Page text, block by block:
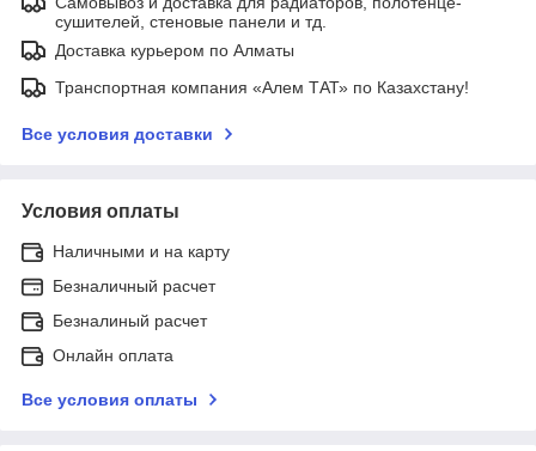
сушителей, стеновые панели и тд.
Доставка курьером по Алматы
Транспортная компания «Алем ТАТ» по Казахстану!
Все условия доставки
Условия оплаты
Наличными и на карту
Безналичный расчет
Безналиный расчет
Онлайн оплата
Все условия оплаты